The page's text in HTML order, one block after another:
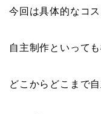
今回は具体的なコ
自主制作といって
どこからどこまで